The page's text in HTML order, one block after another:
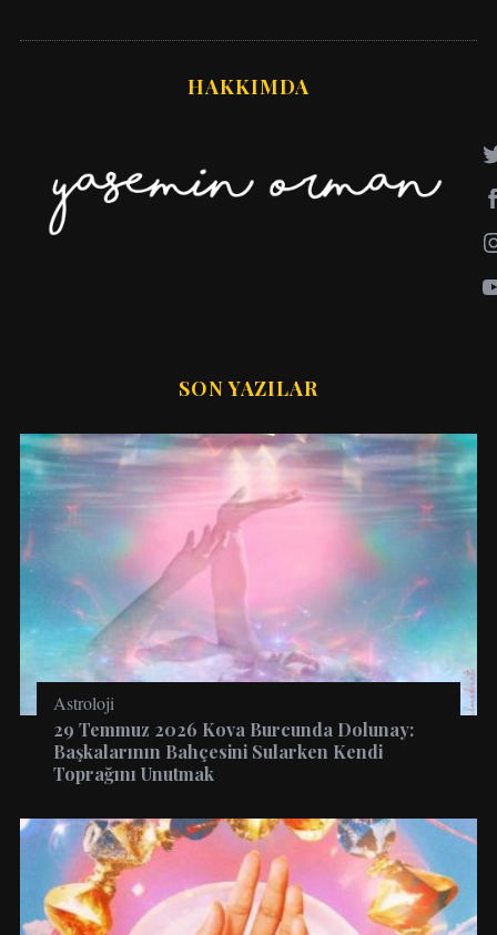
HAKKIMDA
SON YAZILAR
Astroloji
29 Temmuz 2026 Kova Burcunda Dolunay:
Başkalarının Bahçesini Sularken Kendi
Toprağını Unutmak